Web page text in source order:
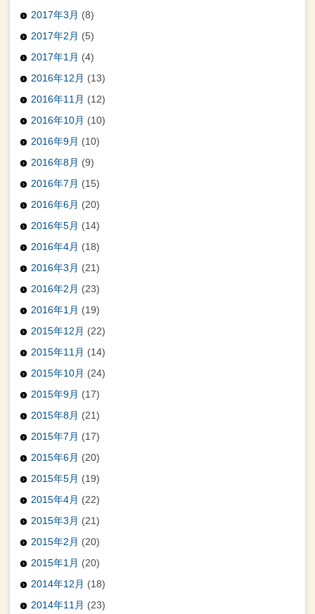
2017年3月 (8)
2017年2月 (5)
2017年1月 (4)
2016年12月 (13)
2016年11月 (12)
2016年10月 (10)
2016年9月 (10)
2016年8月 (9)
2016年7月 (15)
2016年6月 (20)
2016年5月 (14)
2016年4月 (18)
2016年3月 (21)
2016年2月 (23)
2016年1月 (19)
2015年12月 (22)
2015年11月 (14)
2015年10月 (24)
2015年9月 (17)
2015年8月 (21)
2015年7月 (17)
2015年6月 (20)
2015年5月 (19)
2015年4月 (22)
2015年3月 (21)
2015年2月 (20)
2015年1月 (20)
2014年12月 (18)
2014年11月 (23)